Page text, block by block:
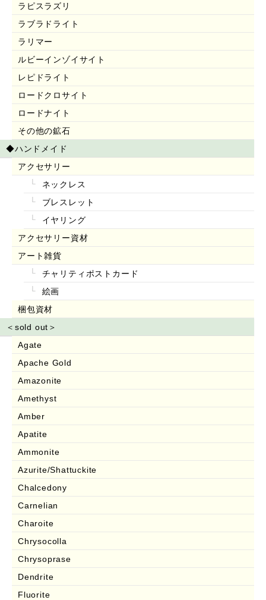
ラピスラズリ
ラブラドライト
ラリマー
ルビーインゾイサイト
レピドライト
ロードクロサイト
ロードナイト
その他の鉱石
◆ハンドメイド
アクセサリー
ネックレス
ブレスレット
イヤリング
アクセサリー資材
アート雑貨
チャリティポストカード
絵画
梱包資材
＜sold out＞
Agate
Apache Gold
Amazonite
Amethyst
Amber
Apatite
Ammonite
Azurite/Shattuckite
Chalcedony
Carnelian
Charoite
Chrysocolla
Chrysoprase
Dendrite
Fluorite